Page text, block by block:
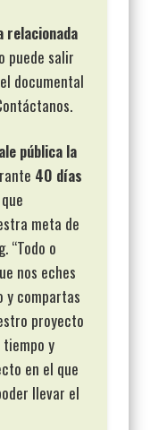
relacionada
puede salir
documental
pública la
40 días
meta de
“Todo o
nos eches
y compartas
proyecto
y
en el que
llevar el